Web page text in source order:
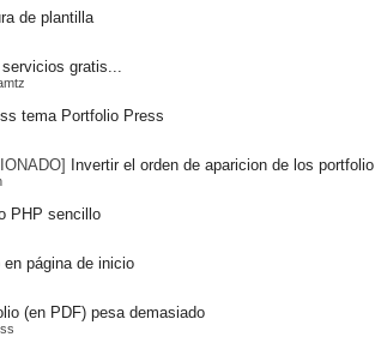
de plantilla
gratis...
tema Portfolio Press
Invertir el orden de aparicion de los portfolio
PHP sencillo
en página de inicio
(en PDF) pesa demasiado